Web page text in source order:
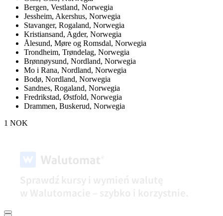
Bergen, Vestland, Norwegia
Jessheim, Akershus, Norwegia
Stavanger, Rogaland, Norwegia
Kristiansand, Agder, Norwegia
Ålesund, Møre og Romsdal, Norwegia
Trondheim, Trøndelag, Norwegia
Brønnøysund, Nordland, Norwegia
Mo i Rana, Nordland, Norwegia
Bodø, Nordland, Norwegia
Sandnes, Rogaland, Norwegia
Fredrikstad, Østfold, Norwegia
Drammen, Buskerud, Norwegia
1 NOK